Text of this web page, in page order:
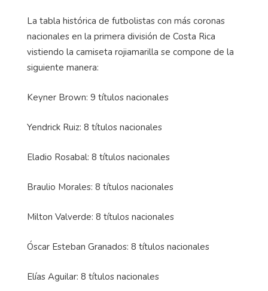
La tabla histórica de futbolistas con más coronas
nacionales en la primera división de Costa Rica
vistiendo la camiseta rojiamarilla se compone de la
siguiente manera:
Keyner Brown: 9 títulos nacionales
Yendrick Ruiz: 8 títulos nacionales
Eladio Rosabal: 8 títulos nacionales
Braulio Morales: 8 títulos nacionales
Milton Valverde: 8 títulos nacionales
Óscar Esteban Granados: 8 títulos nacionales
Elías Aguilar: 8 títulos nacionales